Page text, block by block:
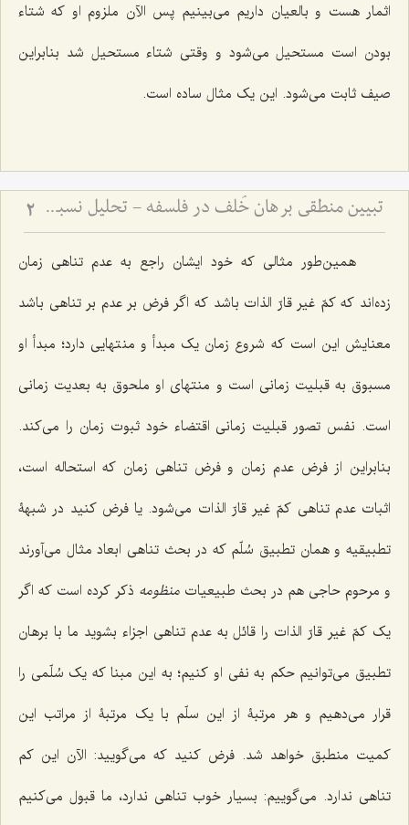
اثمار هست و بالعیان داریم مى‌بینیم پس الآن ملزوم او که شتاء
بودن است مستحیل می‌شود و وقتى شتاء مستحیل شد بنابراین
صیف ثابت می‌شود. این یک مثال ساده است.
تبیین منطقی برهان خُلف در فلسفه - تحلیل نسبت میان فرضِ محال و اثبات واقعیت 2
همین‌طور مثالى که خود ایشان راجع به عدم تناهى زمان
زده‌اند که کمّ غیر قارّ الذات باشد که اگر فرض بر عدم بر تناهى باشد
معنایش این است که شروع زمان یک مبدأ و منتهایى دارد؛ مبدأ او
مسبوق به قبلیت زمانى است و منتهاى او ملحوق به بعدیت زمانى
است. نفس تصور قبلیت زمانى اقتضاء خود ثبوت زمان را مى‌کند.
بنابراین از فرض عدم زمان و فرض تناهى زمان که استحاله است،
اثبات عدم تناهى کمّ غیر قارّ الذات می‌شود. یا فرض کنید در شبهۀ
تطبیقیه و همان تطبیق سُلّم که در بحث تناهی ابعاد مثال می‌آورند
و مرحوم حاجى هم در بحث طبیعیات منظومه ذکر کرده است که اگر
یک کمّ غیر قارّ الذات را قائل به عدم تناهى اجزاء بشوید ما با برهان
تطبیق مى‌توانیم حکم به نفى او کنیم؛ به این مبنا که یک سُلّمى را
قرار مى‌دهیم و هر مرتبۀ از این سلّم با یک مرتبۀ از مراتب این
کمیت منطبق خواهد شد. فرض کنید که مى‌گویید: الآن این کم
تناهى ندارد. مى‌گوییم: بسیار خوب تناهى ندارد، ما قبول مى‌کنیم